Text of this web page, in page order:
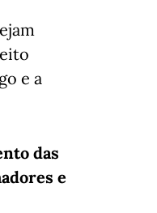
e a
das
e